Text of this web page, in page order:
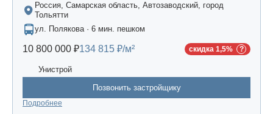
Россия, Самарская область, Автозаводский, город
Тольятти
ул. Полякова · 6 мин. пешком
10 800 000 ₽134 815 ₽/м² скидка 1,5%
Унистрой
Позвонить застройщику
Подробнее